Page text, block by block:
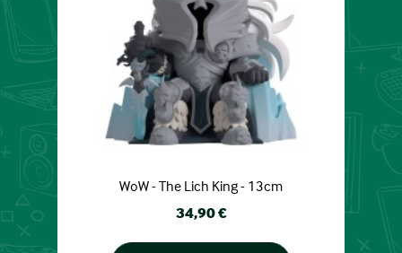
WoW - The Lich King - 13cm
Prix
34,90 €